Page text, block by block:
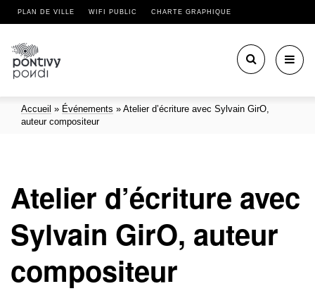
PLAN DE VILLE WIFI PUBLIC CHARTE GRAPHIQUE
Accueil » Événements » Atelier d’écriture avec Sylvain GirO,
auteur compositeur
Atelier d’écriture avec
Sylvain GirO, auteur
compositeur